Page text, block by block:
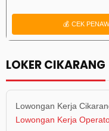
💰 CEK
LOKER CIKARANG
Lowongan Kerja
Lowongan Kerja